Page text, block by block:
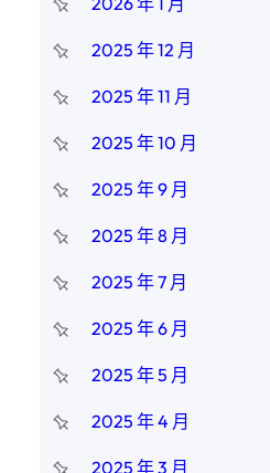
2025 年 12 月
2025 年 11 月
2025 年 10 月
2025 年 9 月
2025 年 8 月
2025 年 7 月
2025 年 6 月
2025 年 5 月
2025 年 4 月
2025 年 3 月